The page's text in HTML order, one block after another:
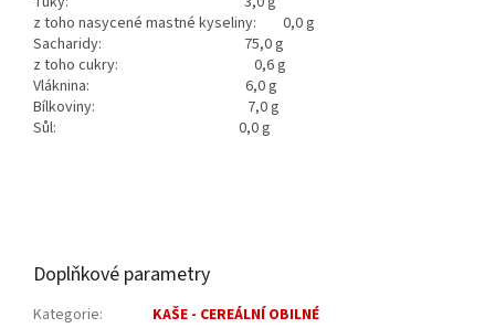
z toho nasycené mastné kyseliny: 0,0 g
Sacharidy: 75,0 g
z toho cukry: 0,6 g
Vláknina: 6,0 g
Bílkoviny: 7,0 g
Sůl: 0,0 g
Doplňkové parametry
Kategorie:
KAŠE - CEREÁLNÍ OBILNÉ